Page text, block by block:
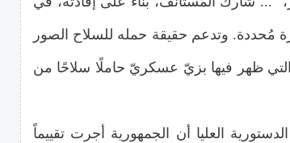
مُحددة. وتدعم حقيقة حمله للسلاح الصور
ظهر فيها بزيّ عسكريّ حاملًا سلاحًا من
العليا أن الجمهورية أجرت تقييماً